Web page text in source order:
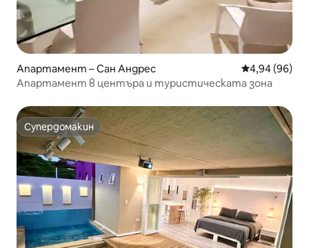
Апартамент – Сан Андрес Средна
4,94 (96)
Апартамент в центъра и туристическата зона
Супердомакин
Супердомакин